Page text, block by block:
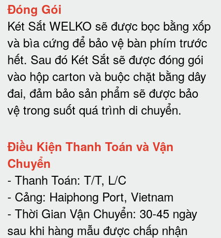
Đóng Gói
Két Sắt WELKO sẽ được bọc bằng xốp
và bìa cứng để bảo vệ bàn phím trước
hết. Sau đó Két Sắt sẽ được đóng gói
vào hộp carton và buộc chặt bằng dây
đai, đảm bảo sản phẩm sẽ được bảo
vệ trong suốt quá trình di chuyển.
Điều Kiện Thanh Toán và Vận
Chuyển
- Thanh Toán: T/T, L/C
- Cảng: Haiphong Port, Vietnam
- Thời Gian Vận Chuyển: 30-45 ngày
sau khi hàng mẫu được chấp nhận